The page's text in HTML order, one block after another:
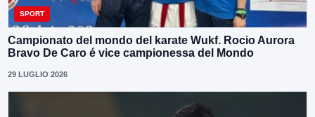
SPORT
Campionato del mondo del karate Wukf. Rocio Aurora
Bravo De Caro é vice campionessa del Mondo
29 LUGLIO 2026